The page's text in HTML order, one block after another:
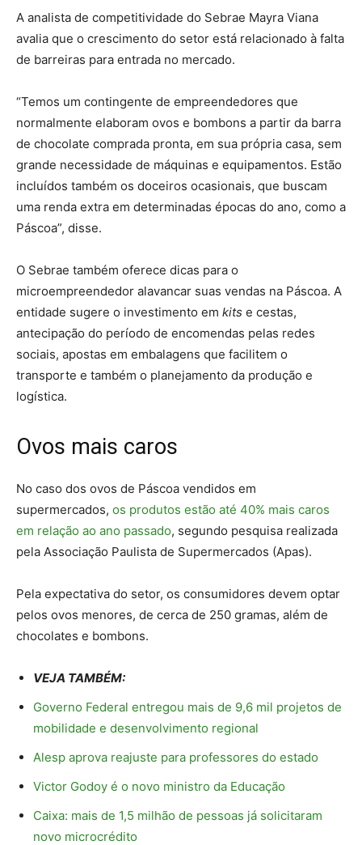
A analista de competitividade do Sebrae Mayra Viana
avalia que o crescimento do setor está relacionado à falta
de barreiras para entrada no mercado.
“Temos um contingente de empreendedores que
normalmente elaboram ovos e bombons a partir da barra
de chocolate comprada pronta, em sua própria casa, sem
grande necessidade de máquinas e equipamentos. Estão
incluídos também os doceiros ocasionais, que buscam
uma renda extra em determinadas épocas do ano, como a
Páscoa”, disse.
O Sebrae também oferece dicas para o
microempreendedor alavancar suas vendas na Páscoa. A
entidade sugere o investimento em kits e cestas,
antecipação do período de encomendas pelas redes
sociais, apostas em embalagens que facilitem o
transporte e também o planejamento da produção e
logística.
Ovos mais caros
No caso dos ovos de Páscoa vendidos em
supermercados, os produtos estão até 40% mais caros
em relação ao ano passado, segundo pesquisa realizada
pela Associação Paulista de Supermercados (Apas).
Pela expectativa do setor, os consumidores devem optar
pelos ovos menores, de cerca de 250 gramas, além de
chocolates e bombons.
VEJA TAMBÉM:
Governo Federal entregou mais de 9,6 mil projetos de
mobilidade e desenvolvimento regional
Alesp aprova reajuste para professores do estado
Victor Godoy é o novo ministro da Educação
Caixa: mais de 1,5 milhão de pessoas já solicitaram
novo microcrédito